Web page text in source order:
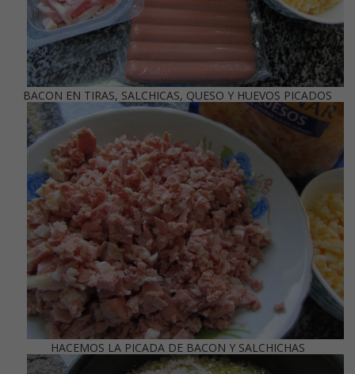
BACON EN TIRAS, SALCHICAS, QUESO Y HUEVOS PICADOS
HACEMOS LA PICADA DE BACON Y SALCHICHAS